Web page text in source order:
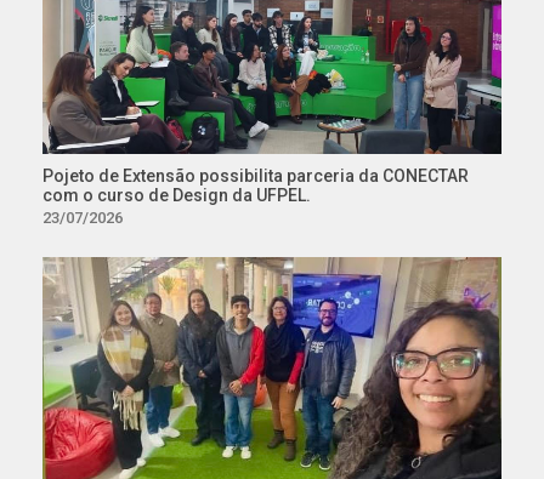
Pojeto de Extensão possibilita parceria da CONECTAR
com o curso de Design da UFPEL.
23/07/2026